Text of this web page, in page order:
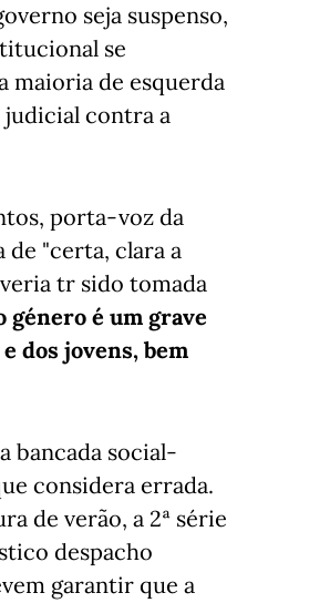
seja suspenso,
se
maioria de esquerda
judicial contra a
porta-voz da
de "certa, clara a
tr sido tomada
género é um grave
dos jovens, bem
bancada social-
considera errada.
de verão, a 2ª série
despacho
garantir que a